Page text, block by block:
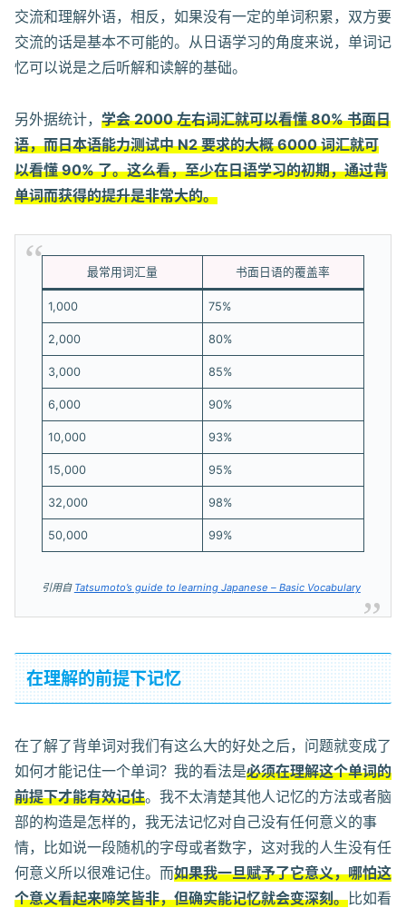
交流和理解外语，相反，如果没有一定的单词积累，双方要
交流的话是基本不可能的。从日语学习的角度来说，单词记
忆可以说是之后听解和读解的基础。
另外据统计， 学会 2000 左右词汇就可以看懂 80% 书面日
语，而日本语能力测试中 N2 要求的大概 6000 词汇就可
以看懂 90% 了。这么看，至少在日语学习的初期，通过背
单词而获得的提升是非常大的。
最常用词汇量 书面日语的覆盖率
1,000 75%
2,000 80%
3,000 85%
6,000 90%
10,000 93%
15,000 95%
32,000 98%
50,000 99%
引用自 Tatsumoto’s guide to learning Japanese – Basic Vocabulary
在理解的前提下记忆
在了解了背单词对我们有这么大的好处之后，问题就变成了
如何才能记住一个单词？我的看法是必须在理解这个单词的
前提下才能有效记住。我不太清楚其他人记忆的方法或者脑
部的构造是怎样的，我无法记忆对自己没有任何意义的事
情，比如说一段随机的字母或者数字，这对我的人生没有任
何意义所以很难记住。而如果我一旦赋予了它意义，哪怕这
个意义看起来啼笑皆非，但确实能记忆就会变深刻。比如看